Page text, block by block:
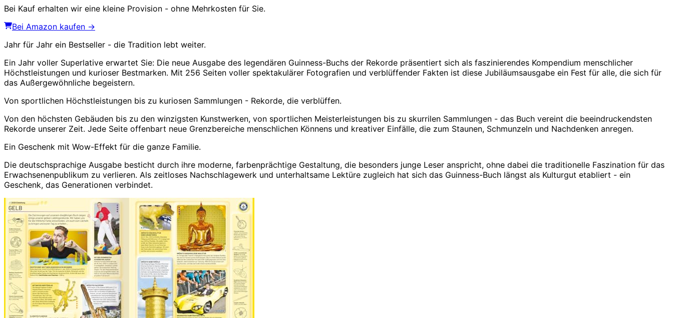
Bei Kauf erhalten wir eine kleine Provision - ohne Mehrkosten für Sie.
Bei Amazon kaufen →
Jahr für Jahr ein Bestseller - die Tradition lebt weiter.
Ein Jahr voller Superlative erwartet Sie: Die neue Ausgabe des legendären Guinness-Buchs der Rekorde präsentiert sich als faszinierendes Kompendium menschlicher
Höchstleistungen und kurioser Bestmarken. Mit 256 Seiten voller spektakulärer Fotografien und verblüffender Fakten ist diese Jubiläumsausgabe ein Fest für alle, die sich für
das Außergewöhnliche begeistern.
Von sportlichen Höchstleistungen bis zu kuriosen Sammlungen - Rekorde, die verblüffen.
Von den höchsten Gebäuden bis zu den winzigsten Kunstwerken, von sportlichen Meisterleistungen bis zu skurrilen Sammlungen - das Buch vereint die beeindruckendsten
Rekorde unserer Zeit. Jede Seite offenbart neue Grenzbereiche menschlichen Könnens und kreativer Einfälle, die zum Staunen, Schmunzeln und Nachdenken anregen.
Ein Geschenk mit Wow-Effekt für die ganze Familie.
Die deutschsprachige Ausgabe besticht durch ihre moderne, farbenprächtige Gestaltung, die besonders junge Leser anspricht, ohne dabei die traditionelle Faszination für das
Erwachsenenpublikum zu verlieren. Als zeitloses Nachschlagewerk und unterhaltsame Lektüre zugleich hat sich das Guinness-Buch längst als Kulturgut etabliert - ein
Geschenk, das Generationen verbindet.